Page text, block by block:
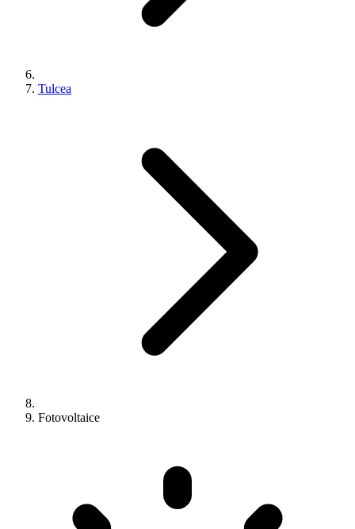
Tulcea
Fotovoltaice